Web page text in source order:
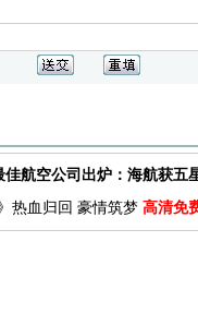
佳航空公司出炉：海航获五
热血归回 豪情筑梦 高清免